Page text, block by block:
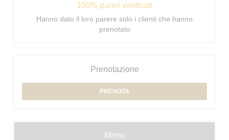
100% pareri verificati
Hanno dato il loro parere solo i clienti che hanno
prenotato
Prenotazione
PRENOTA
Menu